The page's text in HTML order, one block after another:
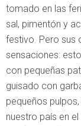
tomado en las
sal, pimentón y
festivo. Pero sus
sensaciones:
con pequeñas
guisado con
pequeños
nuestro país en